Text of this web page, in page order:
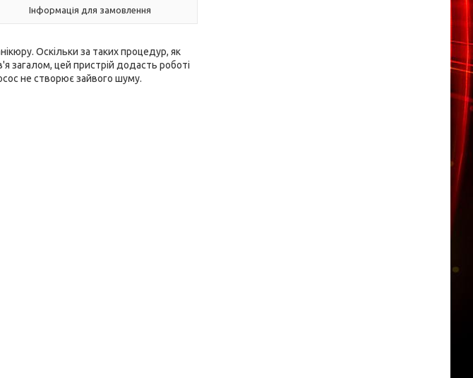
Інформація для замовлення
Оскільки за таких процедур, як
загалом, цей пристрій додасть роботі
не створює зайвого шуму.